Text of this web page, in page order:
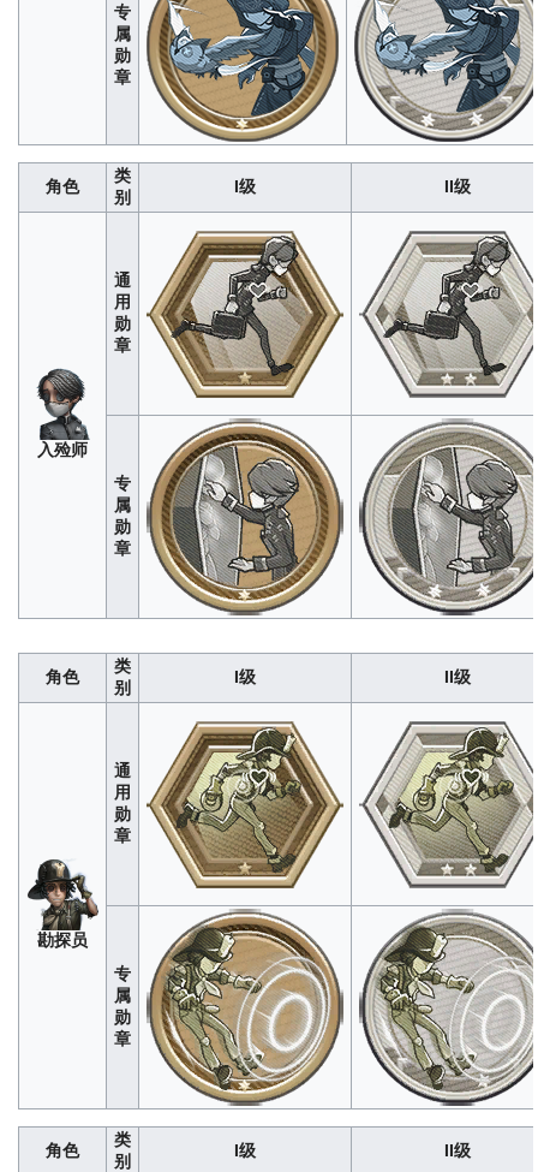
640 32009600 32000
经WIKI
编辑组
测试，
单局上
供参
考，如
有错误
欢迎改
正
31806360
280140042008400
画
家
140042008400
专
属
勋
章
角色
类
别
I级 II级
入殓师
通
用
勋
章
专
属
勋
章
角色
类
别
I级 II级
勘探员
通
用
勋
章
专
属
勋
章
角色
类
别
I级 II级